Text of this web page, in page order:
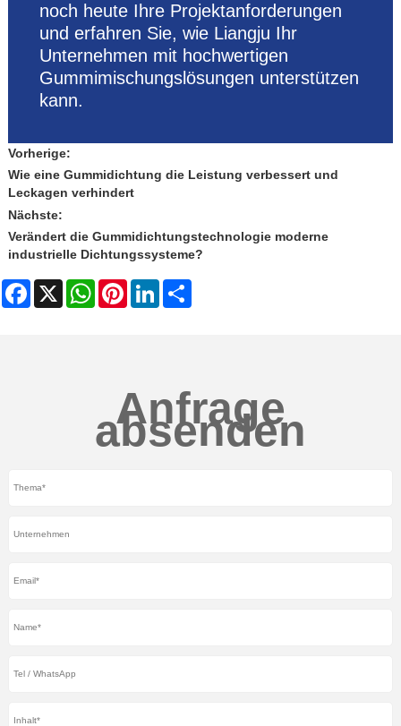
noch heute Ihre Projektanforderungen
und erfahren Sie, wie Liangju Ihr
Unternehmen mit hochwertigen
Gummimischungslösungen unterstützen
kann.
Vorherige:
Wie eine Gummidichtung die Leistung verbessert und
Leckagen verhindert
Nächste:
Verändert die Gummidichtungstechnologie moderne
industrielle Dichtungssysteme?
Facebook WhatsAppPinterest LinkedIn
Anfrage
absenden